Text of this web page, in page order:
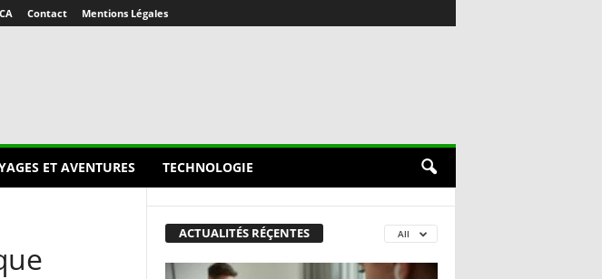
Contact Mentions Légales
ET AVENTURES TECHNOLOGIE
ACTUALITÉS RÉÇENTES All